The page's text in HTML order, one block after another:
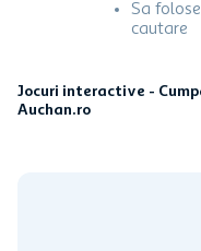
Sa
cautare
Jocuri interactive -
Auchan.ro